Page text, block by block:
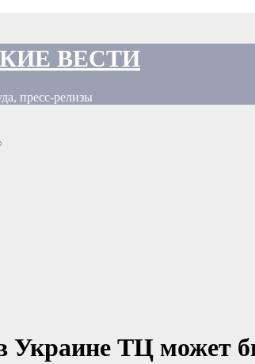
ВЕСТИ
пресс-релизы
ТЦ может